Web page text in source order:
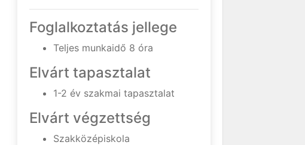
Foglalkoztatás jellege
Teljes munkaidő 8 óra
Elvárt tapasztalat
1-2 év szakmai tapasztalat
Elvárt végzettség
Szakközépiskola